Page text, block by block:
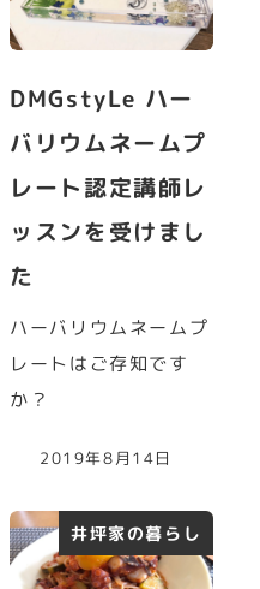
DMGstyLe ハー
バリウムネームプ
レート認定講師レ
ッスンを受けまし
た
ハーバリウムネームプ
レートはご存知です
か？
2019年8月14日
井坪家の暮らし